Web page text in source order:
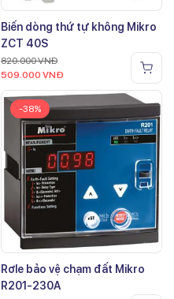
Biến dòng thứ tự không Mikro
ZCT 40S
820.000VNĐ
509.000 VNĐ
-38%
Rơle bảo vệ chạm đất Mikro
R201-230A